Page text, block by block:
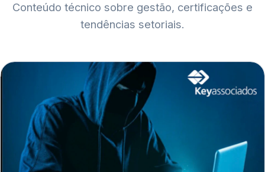
Conteúdo técnico sobre gestão, certificações e
tendências setoriais.